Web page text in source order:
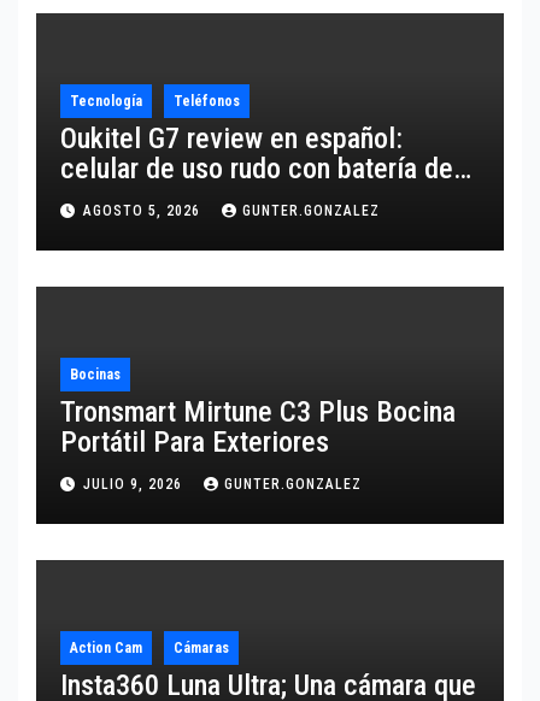
Tecnología Teléfonos
Oukitel G7 review en español:
celular de uso rudo con batería de
10,600 mAh
AGOSTO 5, 2026 GUNTER.GONZALEZ
Bocinas
Tronsmart Mirtune C3 Plus Bocina
Portátil Para Exteriores
JULIO 9, 2026 GUNTER.GONZALEZ
Action Cam Cámaras
Insta360 Luna Ultra; Una cámara que